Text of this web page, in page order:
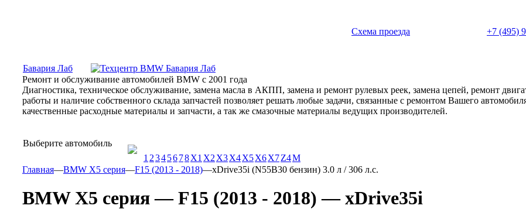
Схема проезда +7 (495)
Бавария Лаб
Ремонт и обслуживание автомобилей BMW с 2001 года
Диагностика, техническое обслуживание, замена масла в АКПП, замена и ремонт рулевых реек, замена цепей, ремонт
работы и наличие собственного склада запчастей позволяет решать любые задачи, связанные с ремонтом Вашего
качественные расходные материалы и запчасти, а так же смазочные материалы ведущих производителей.
Выберите автомобиль
1 2345678X1 X2 X3X4X5X6X7Z4М
Главная—BMW X5 серия—F15 (2013 - 2018)—xDrive35i (N55B30 бензин) 3.0 л / 306 л.с.
BMW X5 серия — F15 (2013 - 2018) — xDrive35i